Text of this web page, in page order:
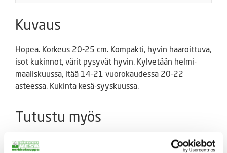
Kuvaus
Hopea. Korkeus 20-25 cm. Kompakti, hyvin haaroittuva,
isot kukinnot, värit pysyvät hyvin. Kylvetään helmi-
maaliskuussa, itää 14-21 vuorokaudessa 20-22
asteessa. Kukinta kesä-syyskuussa.
Tutustu myös